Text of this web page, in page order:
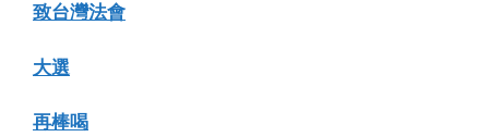
致台灣法會
大選
再棒喝